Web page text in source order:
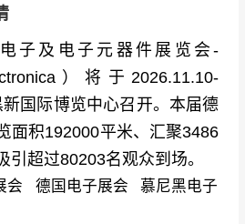
子及电子元器件展览会-
）将于2026.11.10-
国际博览中心召开。本届德
面积192000平米、汇聚3486
引超过80203名观众到场。
会 德国电子展会
慕尼黑电子